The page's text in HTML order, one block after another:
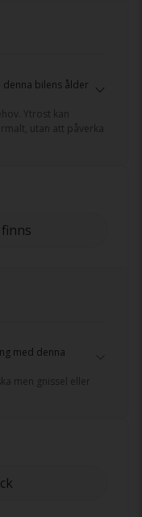
bilens ålder
Ytrost kan
utan att påverka
med denna
men gnissel eller